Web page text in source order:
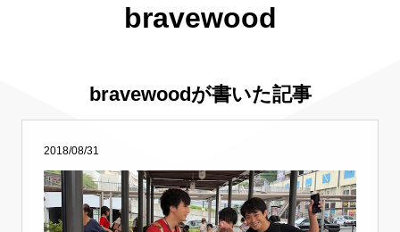
bravewood
bravewoodが書いた記事
2018/08/31